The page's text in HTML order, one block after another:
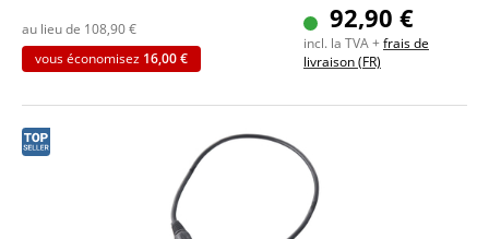
Inclus bande auto-agrippante
10 pièces dans le set
92,90 €
incl. la TVA +frais de
livraison (FR)
au lieu de 108,90€
vous économisez 16,00 €